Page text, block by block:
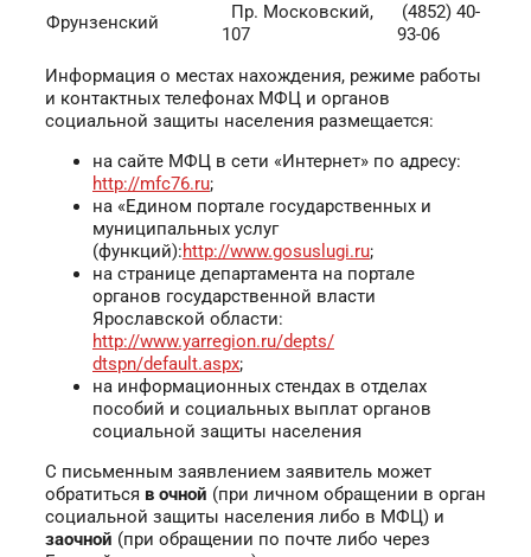
Фрунзенский
Пр. Московский,
107
(4852) 40-
93-06
Информация о местах нахождения, режиме работы
и контактных телефонах МФЦ и органов
социальной защиты населения размещается:
на сайте МФЦ в сети «Интернет» по адресу:
http://mfc76.ru;
на «Едином портале государственных и
муниципальных услуг
(функций):http://www.gosuslugi.ru;
на странице департамента на портале
органов государственной власти
Ярославской области:
http://www.yarregion.ru/depts/
dtspn/default.aspx;
на информационных стендах в отделах
пособий и социальных выплат органов
социальной защиты населения
С письменным заявлением заявитель может
обратиться в очной (при личном обращении в орган
социальной защиты населения либо в МФЦ) и
заочной (при обращении по почте либо через